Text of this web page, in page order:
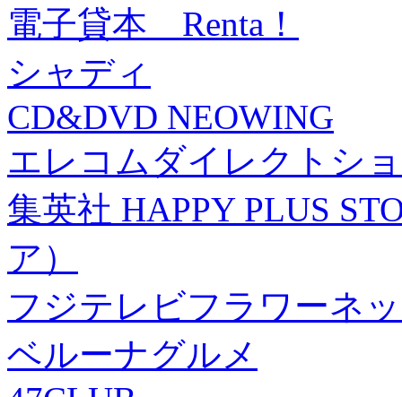
電子貸本 Renta！
シャディ
CD&DVD NEOWING
エレコムダイレクトシ
集英社 HAPPY PLUS
ア）
フジテレビフラワーネ
ベルーナグルメ